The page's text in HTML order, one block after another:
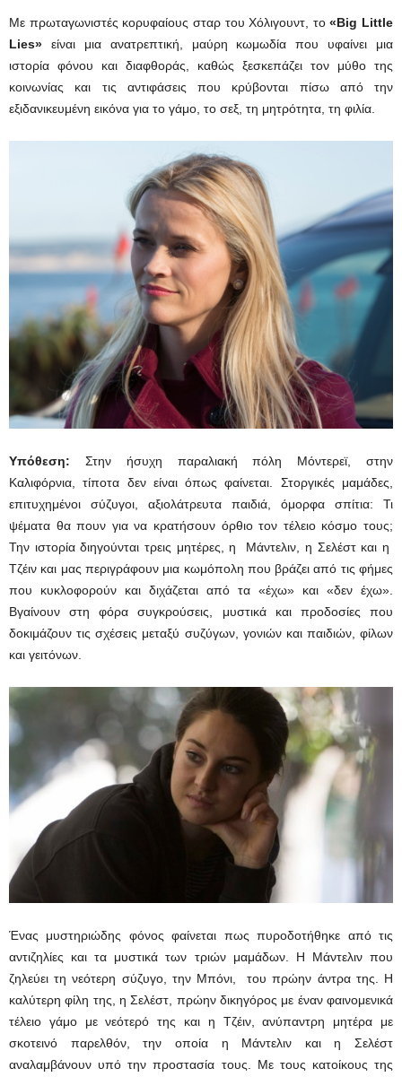
Με πρωταγωνιστές κορυφαίους σταρ του Χόλιγουντ, το«Big Little
Lies» είναι μια ανατρεπτική, μαύρη κωμωδία που υφαίνει μια
ιστορία φόνου και διαφθοράς, καθώς ξεσκεπάζει τον μύθο της
κοινωνίας και τις αντιφάσεις που κρύβονται πίσω από την
εξιδανικευμένη εικόνα για το γάμο, το σεξ, τη μητρότητα, τη φιλία.
Υπόθεση: Στην ήσυχη παραλιακή πόλη Μόντερεϊ, στην
Καλιφόρνια, τίποτα δεν είναι όπως φαίνεται. Στοργικές μαμάδες,
επιτυχημένοι σύζυγοι, αξιολάτρευτα παιδιά, όμορφα σπίτια: Τι
ψέματα θα πουν για να κρατήσουν όρθιο τον τέλειο κόσμο τους;
Την ιστορία διηγούνται τρεις μητέρες, η Μάντελιν, η Σελέστ και η
Τζέιν και μας περιγράφουν μια κωμόπολη που βράζει από τις φήμες
που κυκλοφορούν και διχάζεται από τα «έχω» και «δεν έχω».
Βγαίνουν στη φόρα συγκρούσεις, μυστικά και προδοσίες που
δοκιμάζουν τις σχέσεις μεταξύ συζύγων, γονιών και παιδιών, φίλων
και γειτόνων.
Ένας μυστηριώδης φόνος φαίνεται πως πυροδοτήθηκε από τις
αντιζηλίες και τα μυστικά των τριών μαμάδων. Η Μάντελιν που
ζηλεύει τη νεότερη σύζυγο, την Μπόνι, του πρώην άντρα της. Η
καλύτερη φίλη της, η Σελέστ, πρώην δικηγόρος με έναν φαινομενικά
τέλειο γάμο με νεότερό της και η Τζέιν, ανύπαντρη μητέρα με
σκοτεινό παρελθόν, την οποία η Μάντελιν και η Σελέστ
αναλαμβάνουν υπό την προστασία τους. Με τους κατοίκους της